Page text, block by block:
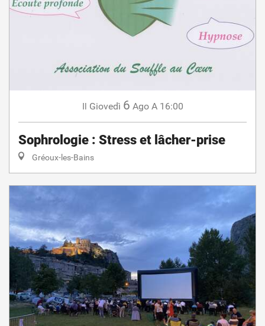
Il Giovedì 6 Ago A 16:00
Sophrologie : Stress et lâcher-prise
Gréoux-les-Bains